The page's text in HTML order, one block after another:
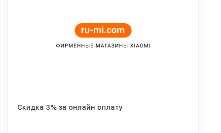
Скидка 3% за онлайн оплату